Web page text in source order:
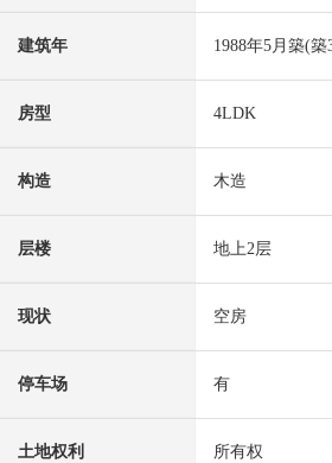
建筑年 1988年5月築(築
房型 4LDK
构造 木造
层楼 地上2层
现状 空房
停车场 有
土地权利 所有权